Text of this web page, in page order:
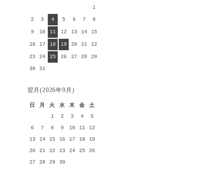
1
2 3 4 5 6 7 8
9 10 11 12 13 14 15
16 17 18 19 20 21 22
23 24 25 26 27 28 29
30 31
翌月(2026年9月)
日 月 火 水 木 金 土
1 2 3 4 5
6 7 8 9 10 11 12
13 14 15 16 17 18 19
20 21 22 23 24 25 26
27 28 29 30